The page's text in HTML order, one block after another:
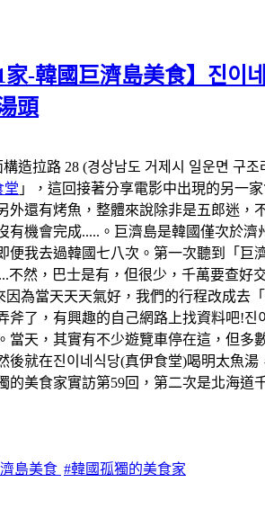
家-韓國巨濟島美食】진
頭
造拉路 28 (경상남도 거제시 일운면 구
堂 」，這回接著分享電影中出現的另一
外還有烤魚，整體來說除非是五郎迷
有機會完成.....。巨濟島是韓國僅次於
我去過韓國七八次。第一次聽到「
不然，巴士是有，但很少，千萬要查
為當天天天氣好，我們的行程改成
了，有興趣的自己網路上找資料吧!
當天，其實有不少遊覽車停在這，但
就在진이네식당(真伊食堂)喝明太魚
的美食家實訪第59回，第二次是北海道
島美食 #韓國孤獨的美食家